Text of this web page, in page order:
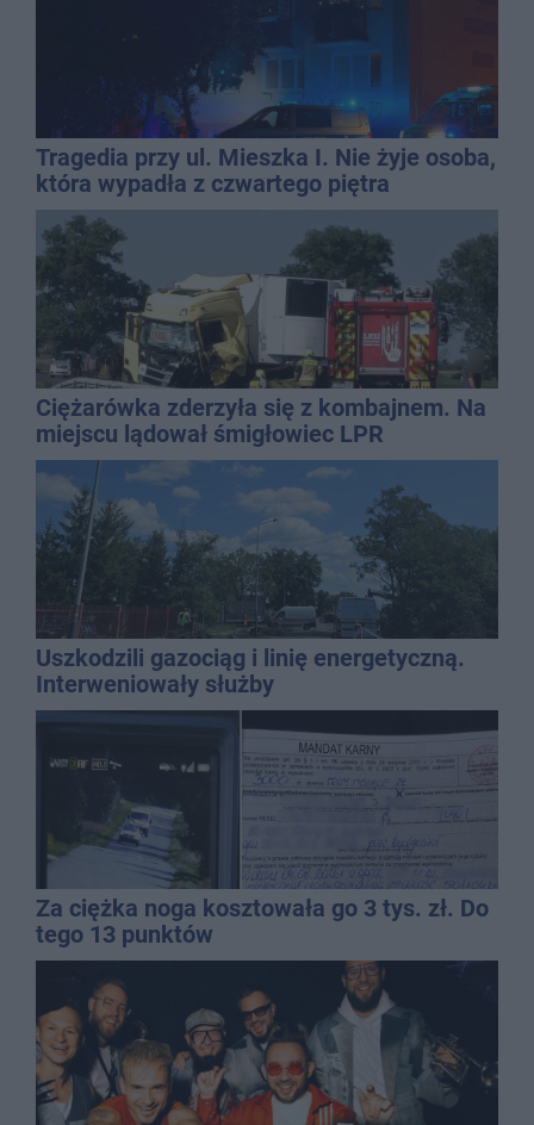
Tragedia przy ul. Mieszka I. Nie żyje osoba,
która wypadła z czwartego piętra
Ciężarówka zderzyła się z kombajnem. Na
miejscu lądował śmigłowiec LPR
Uszkodzili gazociąg i linię energetyczną.
Interweniowały służby
Za ciężka noga kosztowała go 3 tys. zł. Do
tego 13 punktów